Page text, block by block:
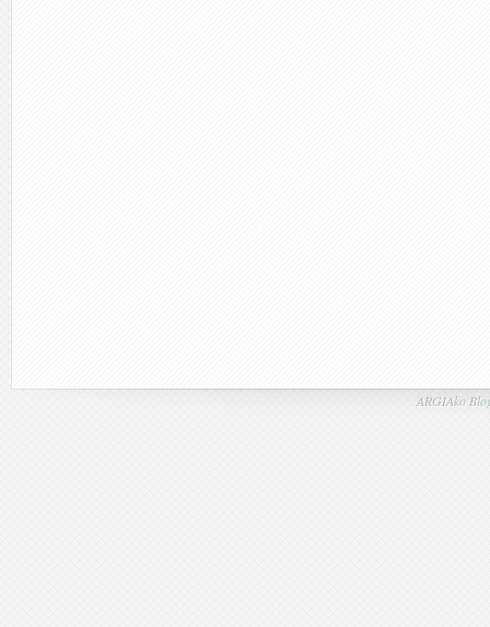
ARGIAko